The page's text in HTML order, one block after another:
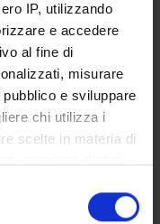
IP, utilizzando
e accedere
al fine di
misurare
e sviluppare
chi utilizza i
scelte in materia di
in qualsiasi
of the VEMPS
utricular channels,
and the different
OF
anamnesis
useful for
in a diagnostic-